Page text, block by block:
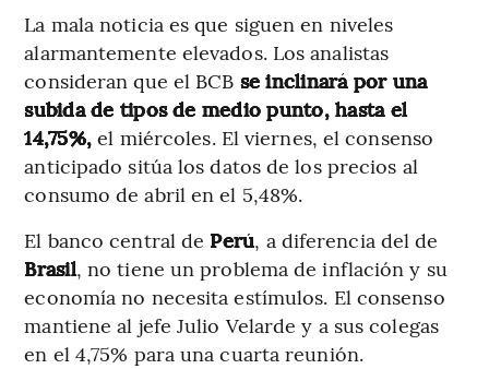
La mala noticia es que siguen en niveles
alarmantemente elevados. Los analistas
consideran que el BCB se inclinará por una
subida de tipos de medio punto, hasta el
14,75%,el miércoles. El viernes, el consenso
anticipado sitúa los datos de los precios al
consumo de abril en el 5,48%.
El banco central de Perú, a diferencia del de
Brasil, no tiene un problema de inflación y su
economía no necesita estímulos. El consenso
mantiene al jefe Julio Velarde y a sus colegas
en el 4,75% para una cuarta reunión.